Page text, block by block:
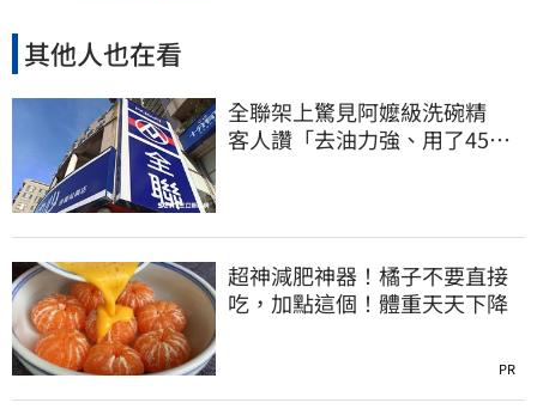
其他人也在看
全聯架上驚見阿嬤級洗碗精
客人讚「去油力強、用了45
超神減肥神器！橘子不要直接
吃，加點這個！體重天天下降
PR